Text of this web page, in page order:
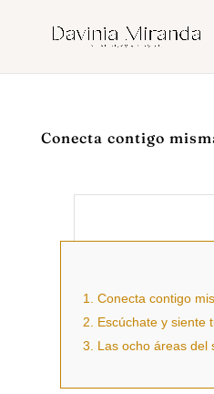
Conecta contigo
1. Conecta contigo
2. Escúchate y siente
3. Las ocho áreas del